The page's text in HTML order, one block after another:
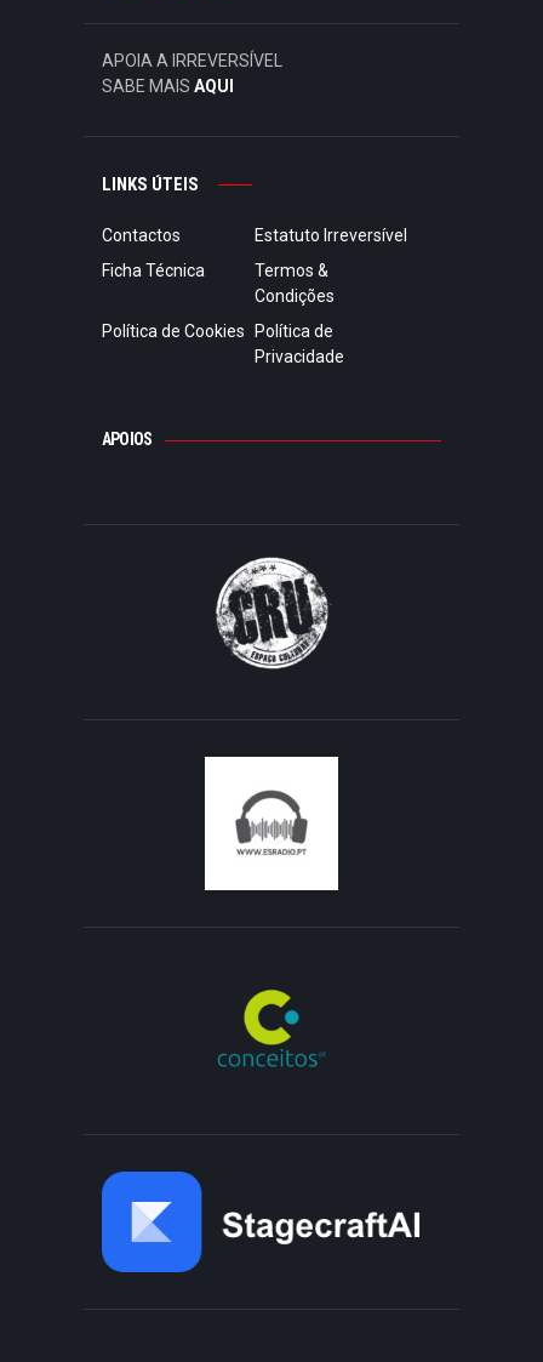
APOIA A IRREVERSÍVEL
SABE MAIS AQUI
LINKS ÚTEIS
Contactos
Estatuto Irreversível
Ficha Técnica
Termos &
Condições
Política de Cookies
Política de
Privacidade
APOIOS